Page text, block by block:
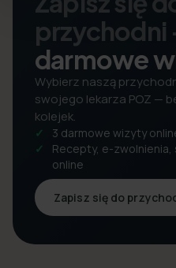
darmowe
Wybierz naszą
swojego lekarza POZ —
kolejek.
3 darmowe wizyty
Recepty, e-
online
Zapisz się do